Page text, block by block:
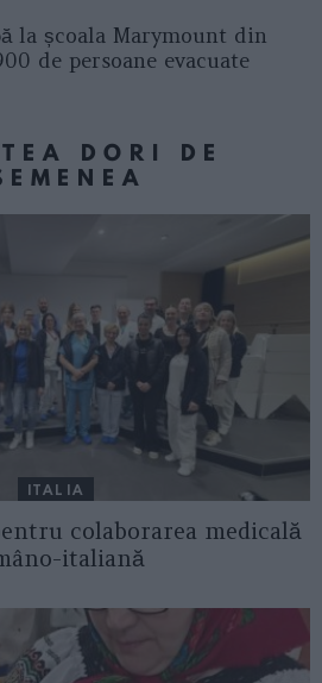
la școala Marymount din
de persoane evacuate
DORI DE
ITALIA
colaborarea medicală
italiană